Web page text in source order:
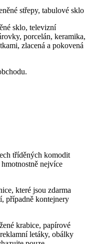
střepy, tabulové sklo
sklo, televizní
porcelán, keramika,
zlacená a pokovená
tříděných komodit
nejvíce
které jsou zdarma
případně kontejnery
krabice, papírové
letáky, obálky